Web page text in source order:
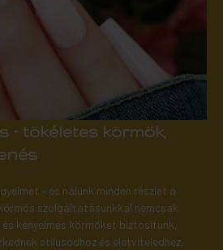
– tökéletes körmök,
– és nálunk minden részlet a
szolgáltatásunkkal nemcsak
kényelmes körmöket biztosítunk,
stílusodhoz és életviteledhez.